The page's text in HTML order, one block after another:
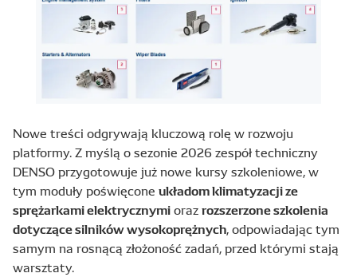
Nowe treści odgrywają kluczową rolę w rozwoju
platformy. Z myślą o sezonie 2026 zespół techniczny
DENSO przygotowuje już nowe kursy szkoleniowe, w
tym moduły poświęcone układom klimatyzacji ze
sprężarkami elektrycznymiorazrozszerzone szkolenia
dotyczące silników wysokoprężnych, odpowiadając tym
samym na rosnącą złożoność zadań, przed którymi stają
warsztaty.